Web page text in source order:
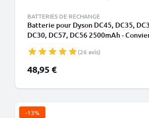
BATTERIES DE RECHANGE
Batterie pour Dyson DC45, DC35,
DC30, DC57, DC56 2500mAh -
(26 avis)
48,95 €
-13%